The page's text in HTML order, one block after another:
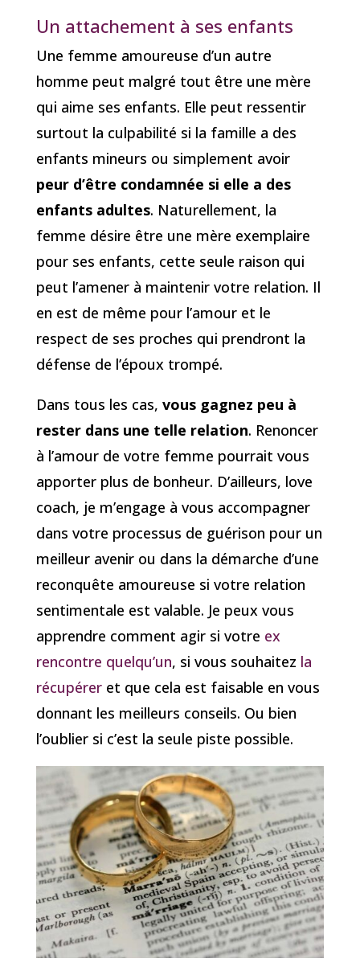
Un attachement à ses enfants
Une femme amoureuse d’un autre
homme peut malgré tout être une mère
qui aime ses enfants. Elle peut ressentir
surtout la culpabilité si la famille a des
enfants mineurs ou simplement avoir
peur d’être condamnée si elle a des
enfants adultes. Naturellement, la
femme désire être une mère exemplaire
pour ses enfants, cette seule raison qui
peut l’amener à maintenir votre relation. Il
en est de même pour l’amour et le
respect de ses proches qui prendront la
défense de l’époux trompé.
Dans tous les cas, vous gagnez peu à
rester dans une telle relation. Renoncer
à l’amour de votre femme pourrait vous
apporter plus de bonheur. D’ailleurs, love
coach, je m’engage à vous accompagner
dans votre processus de guérison pour un
meilleur avenir ou dans la démarche d’une
reconquête amoureuse si votre relation
sentimentale est valable. Je peux vous
apprendre comment agir si votre ex
rencontre quelqu’un, si vous souhaitez la
récupéreret que cela est faisable en vous
donnant les meilleurs conseils. Ou bien
l’oublier si c’est la seule piste possible.